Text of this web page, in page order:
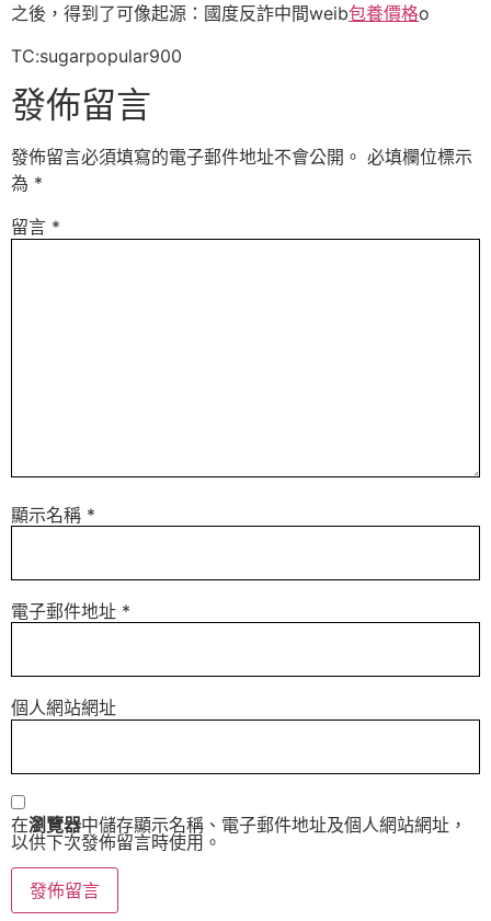
之後，得到了可像起源：國度反詐中間weib包養價格o
TC:sugarpopular900
發佈留言
發佈留言必須填寫的電子郵件地址不會公開。 必填欄位標示
為 *
留言 *
顯示名稱 *
電子郵件地址 *
個人網站網址
在瀏覽器中儲存顯示名稱、電子郵件地址及個人網站網址，
以供下次發佈留言時使用。